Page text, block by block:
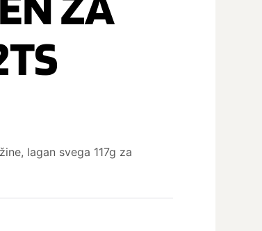
lagan svega 117g za